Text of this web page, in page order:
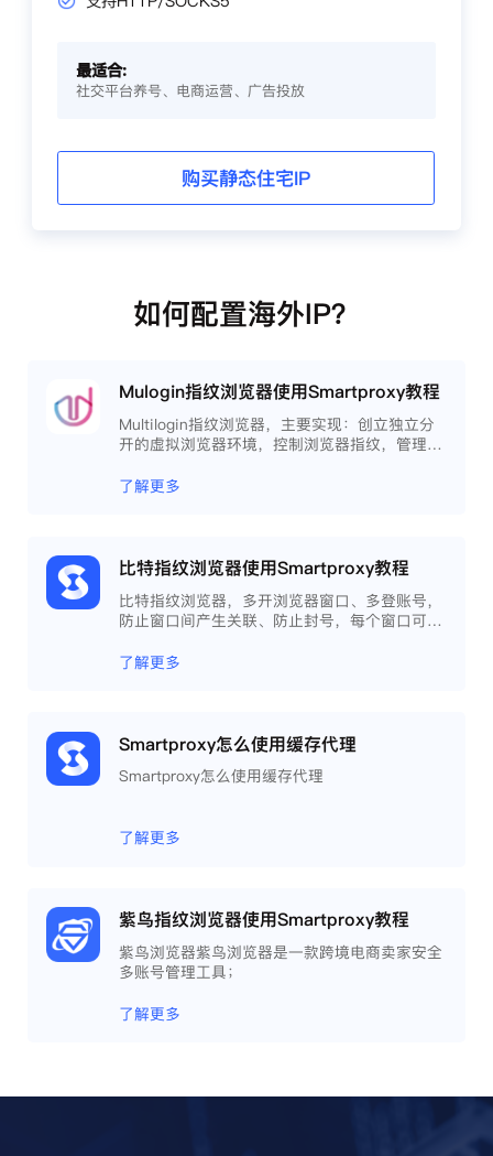
最适合:
社交平台养号、电商运营、广告投放
购买静态住宅IP
如何配置海外IP？
Mulogin指纹浏览器使用Smartproxy教程
Multilogin指纹浏览器，主要实现：创立独立分
开的虚拟浏览器环境，控制浏览器指纹，管理多
程，开发网络自动化等。
了解更多
比特指纹浏览器使用Smartproxy教程
比特指纹浏览器，多开浏览器窗口、多登账号，
防止窗口间产生关联、防止封号，每个窗口可以
相互间完全环境独立、隔离，避免关联封号。
了解更多
Smartproxy怎么使用缓存代理
Smartproxy怎么使用缓存代理
了解更多
紫鸟指纹浏览器使用Smartproxy教程
紫鸟浏览器紫鸟浏览器是一款跨境电商卖家安全
多账号管理工具；
了解更多